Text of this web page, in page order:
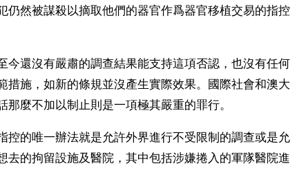
仍然被謀殺以摘取他們的器官作爲器官移植交易的指控
今還沒有嚴肅的調查結果能支持這項否認，也沒有任何
措施，如新的條規並沒產生實際效果。國際社會和澳大
麼不加以制止則是一項極其嚴重的罪行。
控的唯一辦法就是允許外界進行不受限制的調查或是允
去的拘留設施及醫院，其中包括涉嫌捲入的軍隊醫院進